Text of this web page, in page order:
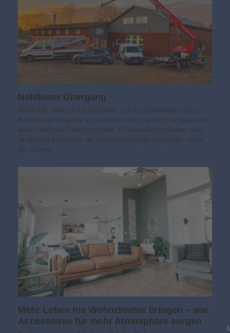
Nahtloser Übergang
ANZEIGE Verlässliche Zimmerer- und Tischlerarbeiten durch
Betriebsnachfolge Die angesehene Firma Lambach & Haase hat
einen nahtlosen Übergang erlebt. Zu Jahresbeginn haben zwei
langjährige Mitarbeiter die Betriebsnachfolge angetreten. Unter
der Leitung…
Mehr Leben ins Wohnzimmer bringen – wie
Accessoires für mehr Atmosphäre sorgen